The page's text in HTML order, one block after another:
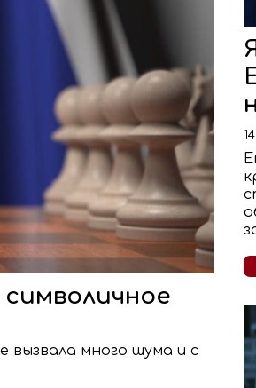
вызвала много шума и с